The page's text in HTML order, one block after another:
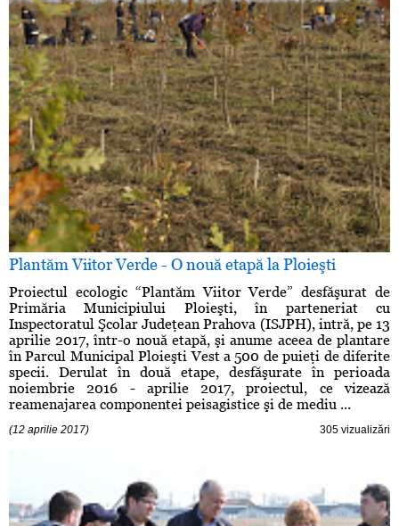
Plantăm Viitor Verde - O nouă etapă la Ploieşti
Proiectul ecologic “Plantăm Viitor Verde” desfăşurat de
Primăria Municipiului Ploieşti, în parteneriat cu
Inspectoratul Şcolar Judeţean Prahova (ISJPH), intră, pe 13
aprilie 2017, într-o nouă etapă, şi anume aceea de plantare
în Parcul Municipal Ploieşti Vest a 500 de puieţi de diferite
specii. Derulat în două etape, desfăşurate în perioada
noiembrie 2016 - aprilie 2017, proiectul, ce vizează
reamenajarea componentei peisagistice şi de mediu ...
(12 aprilie 2017) 305 vizualizări